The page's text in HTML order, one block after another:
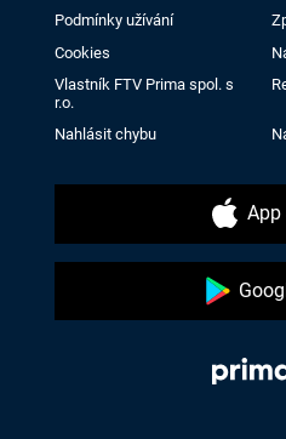
Podmínky užívání
Cookies
Vlastník FTV Prima spol. s
r.o.
Nahlásit chybu
App